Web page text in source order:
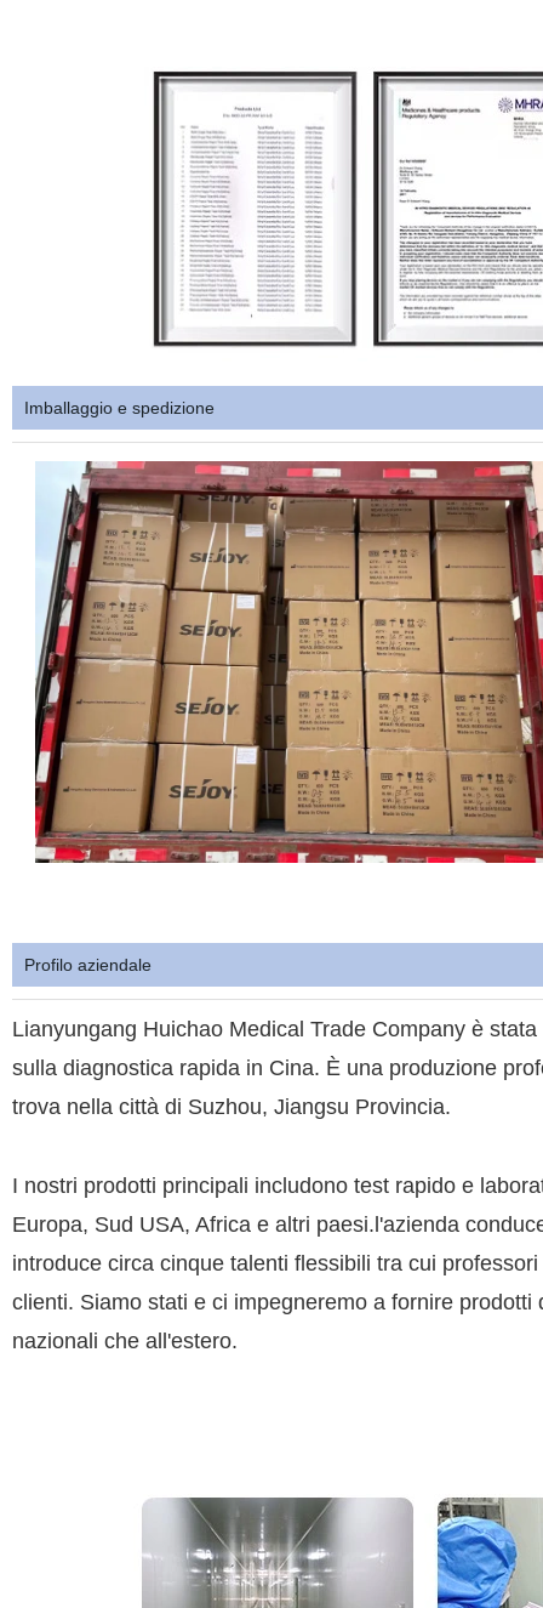
Imballaggio e spedizione
Profilo aziendale
Lianyungang Huichao Medical Trade Company è
sulla diagnostica rapida in Cina. È una produzione
trova nella città di Suzhou, Jiangsu Provincia.
I nostri prodotti principali includono test rapido e
Europa, Sud USA, Africa e altri paesi.l'azienda
introduce circa cinque talenti flessibili tra cui
clienti. Siamo stati e ci impegneremo a fornire
nazionali che all'estero.